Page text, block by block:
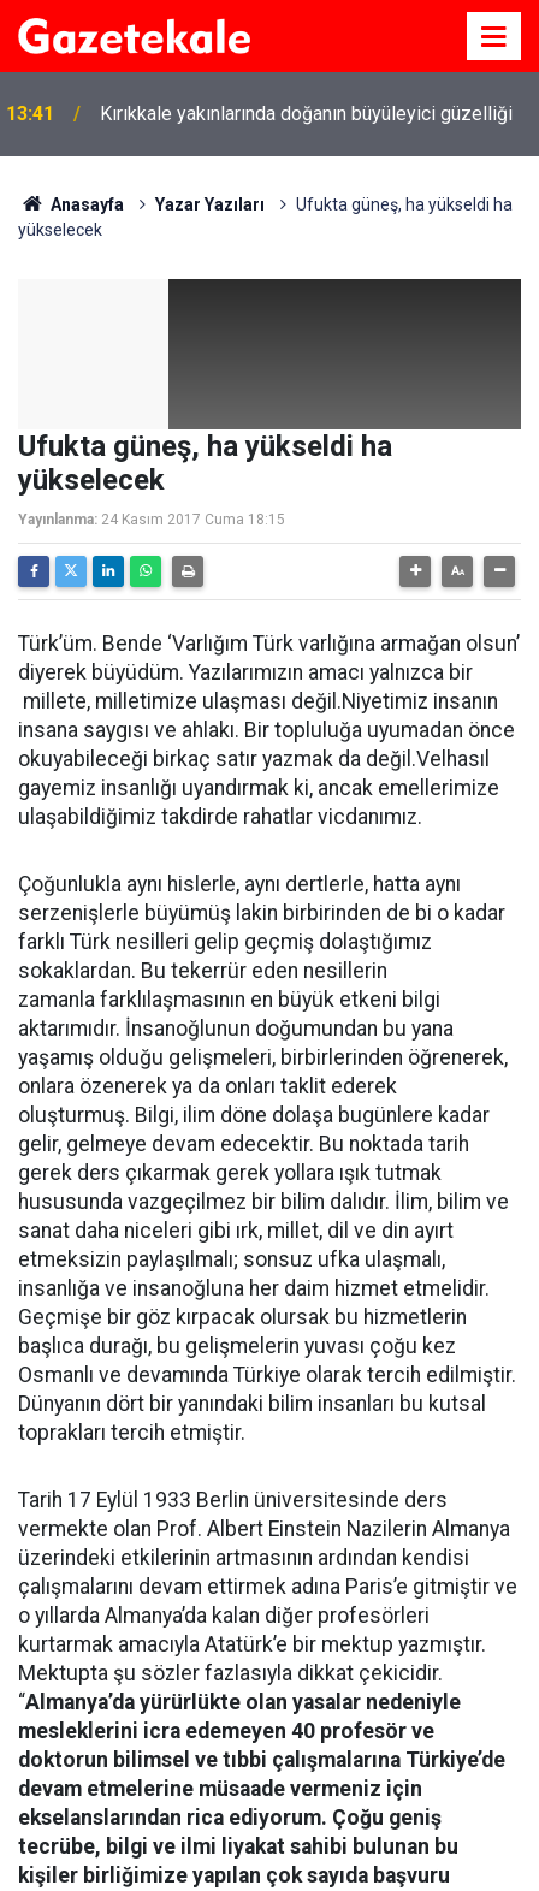
13:41 Kırıkkale yakınlarında doğanın büyüleyici güzelliği
Anasayfa Yazar Yazıları
Ufukta güneş, ha yükseldi ha
yükselecek
Ufukta güneş, ha yükseldi ha
yükselecek
Yayınlanma: 24 Kasım 2017 Cuma 18:15
Türk’üm. Bende ‘Varlığım Türk varlığına armağan olsun’
diyerek büyüdüm. Yazılarımızın amacı yalnızca bir
millete, milletimize ulaşması değil.Niyetimiz insanın
insana saygısı ve ahlakı. Bir topluluğa uyumadan önce
okuyabileceği birkaç satır yazmak da değil.Velhasıl
gayemiz insanlığı uyandırmak ki, ancak emellerimize
ulaşabildiğimiz takdirde rahatlar vicdanımız.
Çoğunlukla aynı hislerle, aynı dertlerle, hatta aynı
serzenişlerle büyümüş lakin birbirinden de bi o kadar
farklı Türk nesilleri gelip geçmiş dolaştığımız
sokaklardan. Bu tekerrür eden nesillerin
zamanla farklılaşmasının en büyük etkeni bilgi
aktarımıdır. İnsanoğlunun doğumundan bu yana
yaşamış olduğu gelişmeleri, birbirlerinden öğrenerek,
onlara özenerek ya da onları taklit ederek
oluşturmuş. Bilgi, ilim döne dolaşa bugünlere kadar
gelir, gelmeye devam edecektir. Bu noktada tarih
gerek ders çıkarmak gerek yollara ışık tutmak
hususunda vazgeçilmez bir bilim dalıdır. İlim, bilim ve
sanat daha niceleri gibi ırk, millet, dil ve din ayırt
etmeksizin paylaşılmalı; sonsuz ufka ulaşmalı,
insanlığa ve insanoğluna her daim hizmet etmelidir.
Geçmişe bir göz kırpacak olursak bu hizmetlerin
başlıca durağı, bu gelişmelerin yuvası çoğu kez
Osmanlı ve devamında Türkiye olarak tercih edilmiştir.
Dünyanın dört bir yanındaki bilim insanları bu kutsal
toprakları tercih etmiştir.
Tarih 17 Eylül 1933 Berlin üniversitesinde ders
vermekte olan Prof. Albert Einstein Nazilerin Almanya
üzerindeki etkilerinin artmasının ardından kendisi
çalışmalarını devam ettirmek adına Paris’e gitmiştir ve
o yıllarda Almanya’da kalan diğer profesörleri
kurtarmak amacıyla Atatürk’e bir mektup yazmıştır.
Mektupta şu sözler fazlasıyla dikkat çekicidir.
“Almanya’da yürürlükte olan yasalar nedeniyle
mesleklerini icra edemeyen 40 profesör ve
doktorun bilimsel ve tıbbi çalışmalarına Türkiye’de
devam etmelerine müsaade vermeniz için
ekselanslarından rica ediyorum. Çoğu geniş
tecrübe, bilgi ve ilmi liyakat sahibi bulunan bu
kişiler birliğimize yapılan çok sayıda başvuru